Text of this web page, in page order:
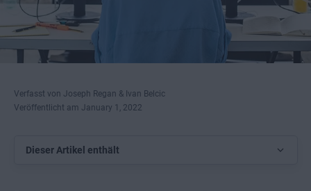
Verfasst von Joseph Regan & Ivan Belcic
Veröffentlicht am January 1, 2022
Dieser Artikel enthält